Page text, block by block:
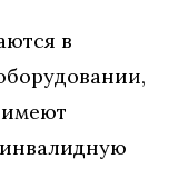
в
имеют